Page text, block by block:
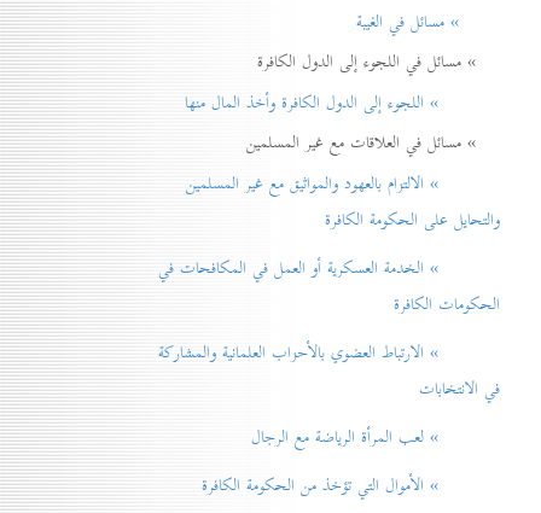
» مسائل في الغيبة
» مسائل في اللجوء إلى الدول الكافرة
» اللجوء إلى الدول الكافرة وأخذ المال منها
» مسائل في العلاقات مع غير المسلمين
» الالتزام بالعهود والمواثيق مع غير المسلمين
والتحايل على الحكومة الكافرة
» الخدمة العسكرية أو العمل في المكافحات في
الحكومات الكافرة
» الارتباط العضوي بالأحزاب العلمانية والمشاركة
في الانتخابات
» لعب المرأة الرياضة مع الرجال
» الأموال التي تؤخذ من الحكومة الكافرة